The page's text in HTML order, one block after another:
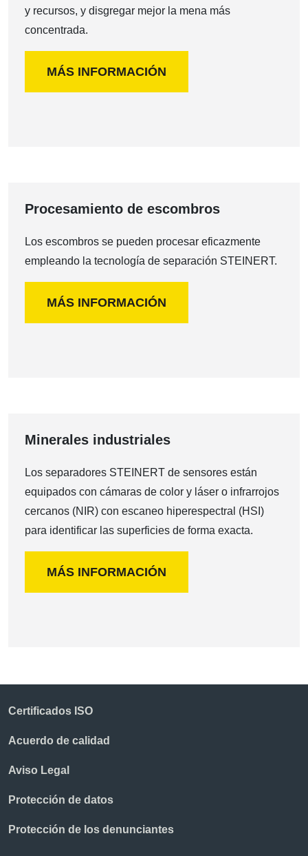
y recursos, y disgregar mejor la mena más
concentrada.
MÁS INFORMACIÓN
Procesamiento de escombros
Los escombros se pueden procesar eficazmente
empleando la tecnología de separación STEINERT.
MÁS INFORMACIÓN
Minerales industriales
Los separadores STEINERT de sensores están
equipados con cámaras de color y láser o infrarrojos
cercanos (NIR) con escaneo hiperespectral (HSI)
para identificar las superficies de forma exacta.
MÁS INFORMACIÓN
Certificados ISO
Acuerdo de calidad
Aviso Legal
Protección de datos
Protección de los denunciantes